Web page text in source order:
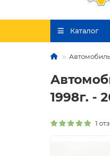
Каталог
1998г. -
1